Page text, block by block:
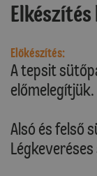
Előkészítés:
A tepsit
előmelegítjük.
Alsó és felső